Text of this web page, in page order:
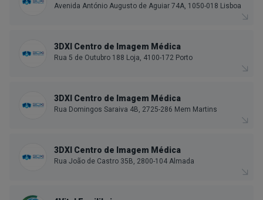
Avenida António Augusto de Aguiar 74A, 1050-018 Lisboa
3DXI Centro de Imagem Médica
Rua 5 de Outubro 188 Loja, 4100-172 Porto
3DXI Centro de Imagem Médica
Rua Domingos Saraiva 4B, 2725-286 Mem Martins
3DXI Centro de Imagem Médica
Rua João de Castro 35B, 2800-104 Almada